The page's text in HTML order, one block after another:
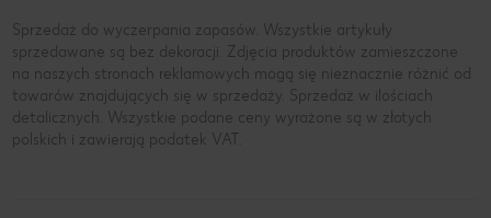
Sprzedaż do wyczerpania zapasów. Wszystkie artykuły
sprzedawane są bez dekoracji. Zdjęcia produktów zamieszczone
na naszych stronach reklamowych mogą się nieznacznie różnić od
towarów znajdujących się w sprzedaży. Sprzedaż w ilościach
detalicznych. Wszystkie podane ceny wyrażone są w złotych
polskich i zawierają podatek VAT.